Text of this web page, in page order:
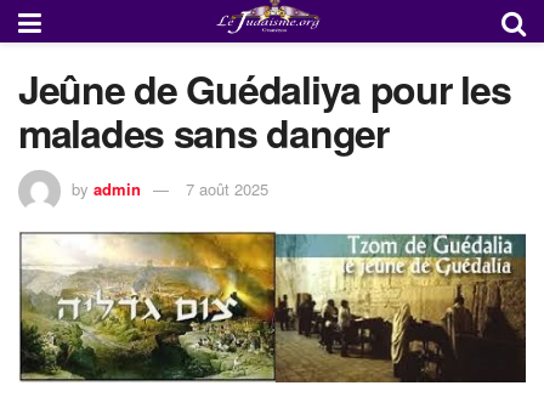
Jeûne de Guédaliya pour les
malades sans danger
by admin 7 août 2025